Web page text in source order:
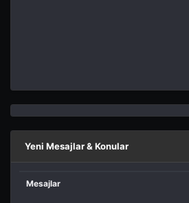
Yeni Mesajlar & Konular
Mesajlar